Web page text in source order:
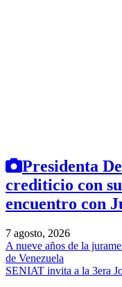
Presidenta
crediticio con
encuentro con
7 agosto, 2026
A nueve años de la
de Venezuela
SENIAT invita a la 3era